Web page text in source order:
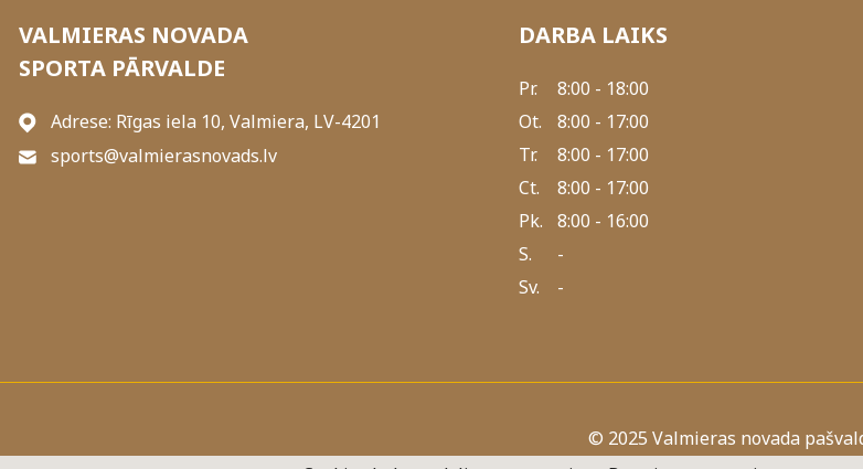
VALMIERAS NOVADA
SPORTA PĀRVALDE
Adrese: Rīgas iela 10, Valmiera, LV-4201
sports@valmierasnovads.lv
DARBA LAIKS
Pr.
8:00 - 18:00
Ot.
8:00 - 17:00
Tr.
8:00 - 17:00
Ct.
8:00 - 17:00
Pk.
8:00 - 16:00
S.
-
Sv.
-
© 2025 Valmieras novada